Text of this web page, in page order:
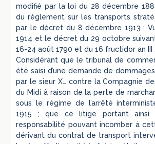
modifié par la loi du 28 décembre
du règlement sur les transports
par le décret du 8 décembre 1913 ;
1914 et le décret du 29 octobre
16-24 août 1790 et du 16 fructidor an III ;
Considérant que le tribunal de
été saisi d’une demande de
par le sieur X… contre la Compagnie
du Midi à raison de la perte de
sous le régime de l’arrêté
1915 ; que ce litige portant
responsabilité pouvant incomber à
dérivant du contrat de transport